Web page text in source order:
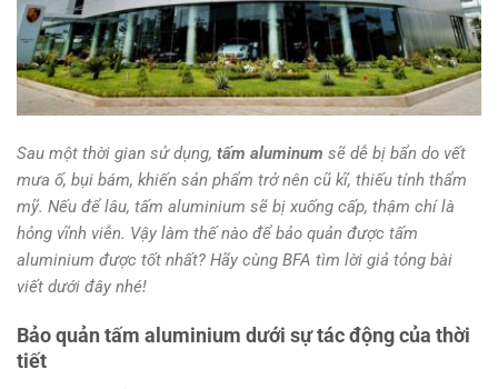
Sau một thời gian sử dụng, tấm aluminum sẽ dễ bị bẩn do vết
mưa ố, bụi bám, khiến sản phẩm trở nên cũ kĩ, thiếu tính thẩm
mỹ. Nếu để lâu, tấm aluminium sẽ bị xuống cấp, thậm chí là
hỏng vĩnh viễn. Vậy làm thế nào để bảo quản được tấm
aluminium được tốt nhất? Hãy cùng BFA tìm lời giả tỏng bài
viết dưới đây nhé!
Bảo quản tấm aluminium dưới sự tác động của thời
tiết